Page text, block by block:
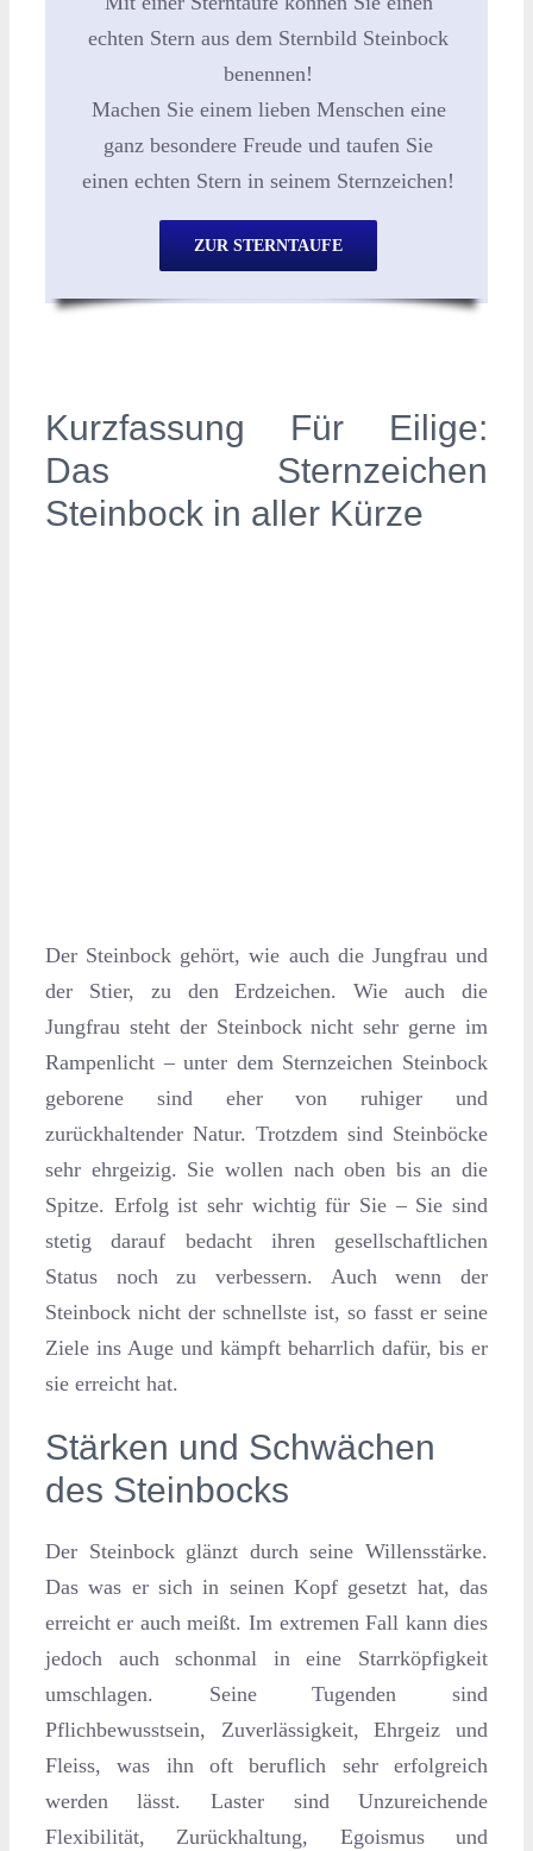
echten Stern aus dem Sternbild Steinbock
benennen!
Machen Sie einem lieben Menschen eine
ganz besondere Freude und taufen Sie
einen echten Stern in seinem Sternzeichen!
ZUR STERNTAUFE
Kurzfassung Für Eilige:
Das Sternzeichen
Steinbock in aller Kürze
Der Steinbock gehört, wie auch die Jungfrau und
der Stier, zu den Erdzeichen. Wie auch die
Jungfrau steht der Steinbock nicht sehr gerne im
Rampenlicht – unter dem Sternzeichen Steinbock
geborene sind eher von ruhiger und
zurückhaltender Natur. Trotzdem sind Steinböcke
sehr ehrgeizig. Sie wollen nach oben bis an die
Spitze. Erfolg ist sehr wichtig für Sie – Sie sind
stetig darauf bedacht ihren gesellschaftlichen
Status noch zu verbessern. Auch wenn der
Steinbock nicht der schnellste ist, so fasst er seine
Ziele ins Auge und kämpft beharrlich dafür, bis er
sie erreicht hat.
Stärken und Schwächen
des Steinbocks
Der Steinbock glänzt durch seine Willensstärke.
Das was er sich in seinen Kopf gesetzt hat, das
erreicht er auch meißt. Im extremen Fall kann dies
jedoch auch schonmal in eine Starrköpfigkeit
umschlagen. Seine Tugenden sind
Pflichbewusstsein, Zuverlässigkeit, Ehrgeiz und
Fleiss, was ihn oft beruflich sehr erfolgreich
werden lässt. Laster sind Unzureichende
Flexibilität, Zurückhaltung, Egoismus und